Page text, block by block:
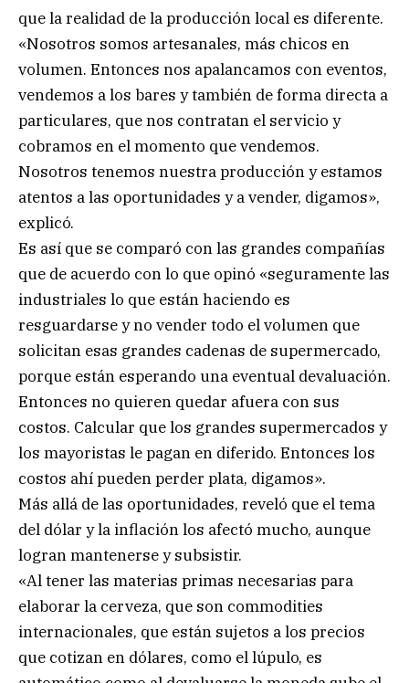
que la realidad de la producción local es diferente.
«Nosotros somos artesanales, más chicos en
volumen. Entonces nos apalancamos con eventos,
vendemos a los bares y también de forma directa a
particulares, que nos contratan el servicio y
cobramos en el momento que vendemos.
Nosotros tenemos nuestra producción y estamos
atentos a las oportunidades y a vender, digamos»,
explicó.
Es así que se comparó con las grandes compañías
que de acuerdo con lo que opinó «seguramente las
industriales lo que están haciendo es
resguardarse y no vender todo el volumen que
solicitan esas grandes cadenas de supermercado,
porque están esperando una eventual devaluación.
Entonces no quieren quedar afuera con sus
costos. Calcular que los grandes supermercados y
los mayoristas le pagan en diferido. Entonces los
costos ahí pueden perder plata, digamos».
Más allá de las oportunidades, reveló que el tema
del dólar y la inflación los afectó mucho, aunque
logran mantenerse y subsistir.
«Al tener las materias primas necesarias para
elaborar la cerveza, que son commodities
internacionales, que están sujetos a los precios
que cotizan en dólares, como el lúpulo, es